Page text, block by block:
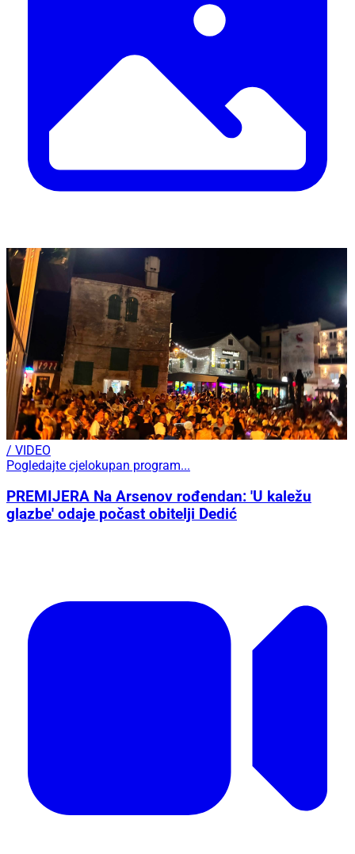
/ VIDEO
Pogledajte cjelokupan program...
PREMIJERA Na Arsenov rođendan: 'U kaležu
glazbe' odaje počast obitelji Dedić